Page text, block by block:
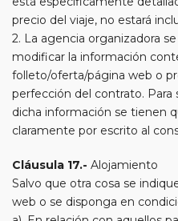
precio del viaje, no estará
2. La agencia organizadora
modificar la información
folleto/oferta/página web o
perfección del contrato. Para
dicha información se tienen
claramente por escrito al
Cláusula 17.- Alojamiento
Salvo que otra cosa se
web o se disponga en